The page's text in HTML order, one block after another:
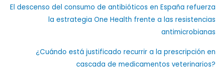
El descenso del consumo de antibióticos en España refuerza
la estrategia One Health frente a las resistencias
antimicrobianas
¿Cuándo está justificado recurrir a la prescripción en
cascada de medicamentos veterinarios?